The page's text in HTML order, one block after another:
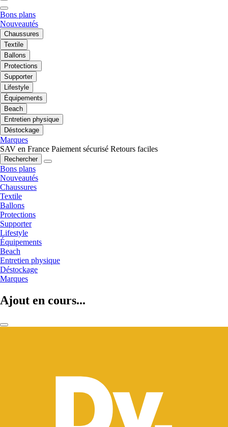
Bons plans
Nouveautés
Chaussures
Textile
Ballons
Protections
Supporter
Lifestyle
Équipements
Beach
Entretien physique
Déstockage
Marques
SAV en France Paiement sécurisé Retours faciles
Rechercher
Bons plans
Nouveautés
Chaussures
Textile
Ballons
Protections
Supporter
Lifestyle
Équipements
Beach
Entretien physique
Déstockage
Marques
Ajout en cours...